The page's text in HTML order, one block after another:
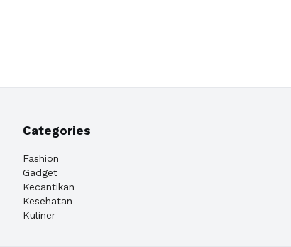
Categories
Fashion
Gadget
Kecantikan
Kesehatan
Kuliner